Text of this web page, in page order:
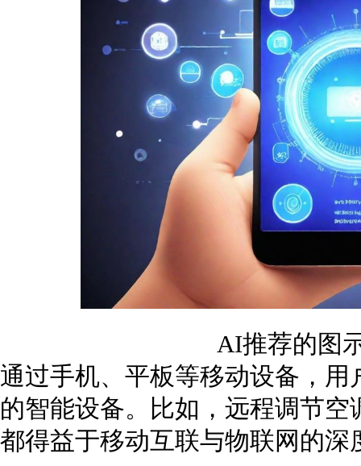
AI推荐的图
通过手机、平板等移动设备，
的智能设备。比如，远程调节
都得益于移动互联与物联网的深